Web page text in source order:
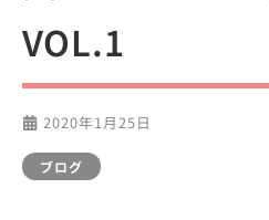
VOL.1
2020年1月25日
ブログ